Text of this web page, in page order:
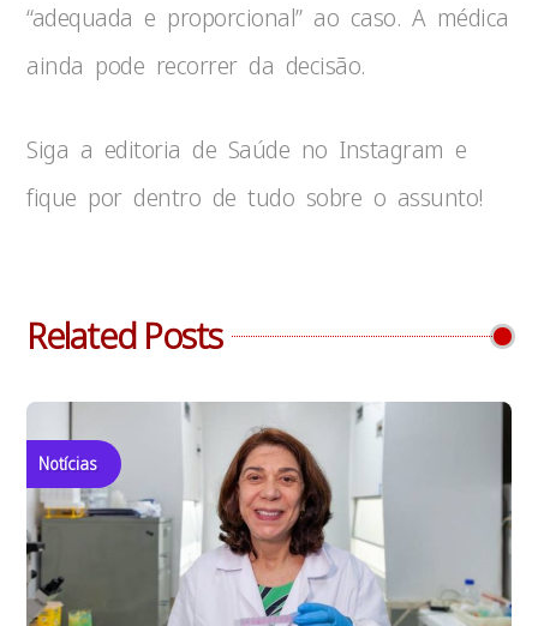
“adequada e proporcional” ao caso. A médica
ainda pode recorrer da decisão.
Siga a editoria de Saúde no Instagram e
fique por dentro de tudo sobre o assunto!
Related Posts
Notícias